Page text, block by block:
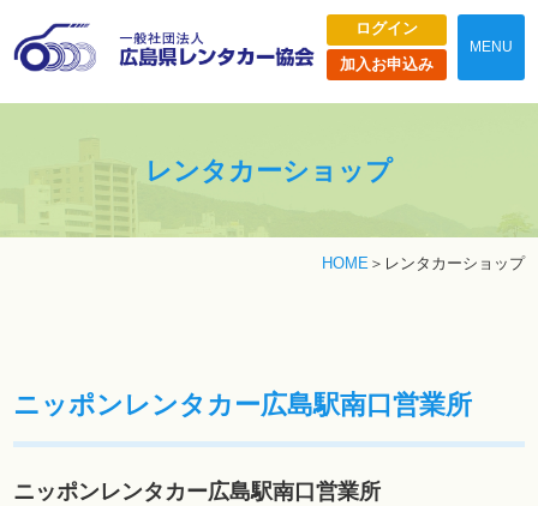
ログイン
加入お申込み
MENU
レンタカーショップ
HOME レンタカーショップ
ニッポンレンタカー広島駅南口営業所
ニッポンレンタカー広島駅南口営業所